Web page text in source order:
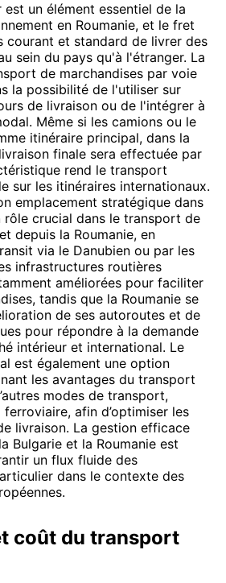
un élément essentiel de la
en Roumanie, et le fret
courant et standard de livrer des
sein du pays qu'à l'étranger. La
de marchandises par voie
la possibilité de l'utiliser sur
de livraison ou de l'intégrer à
Même si les camions ou le
itinéraire principal, dans la
finale sera effectuée par
rend le transport
sur les itinéraires internationaux.
emplacement stratégique dans
rôle crucial dans le transport de
depuis la Roumanie, en
via le Danubien ou par les
infrastructures routières
améliorées pour faciliter
tandis que la Roumanie se
de ses autoroutes et de
pour répondre à la demande
intérieur et international. Le
est également une option
les avantages du transport
modes de transport,
afin d’optimiser les
livraison. La gestion efficace
Bulgarie et la Roumanie est
un flux fluide des
dans le contexte des
coût du transport